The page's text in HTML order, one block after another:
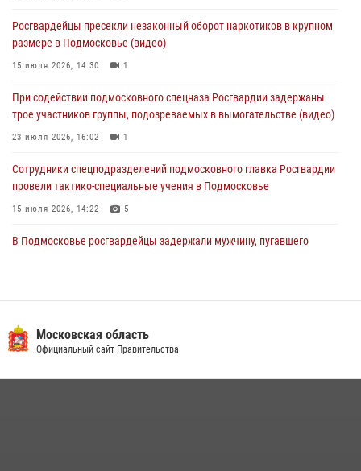
сигналам «Тревога» с охраняемых объектов в Подмосковье
04 августа 2026, 12:15
(видео)
03 августа 2026, 15:32
Росгвардейцы пресекли незаконный оборот наркотиков в крупном
размере в Подмосковье (видео)
15 июля 2026, 14:30 1
При содействии подмосковного спецназа Росгвардии задержаны
трое участников группы, подозреваемых в вымогательстве (видео)
23 июля 2026, 16:02 1
Сотрудники спецподразделений подмосковного главка Росгвардии
провели тактико-специальные учения в Подмосковье
15 июля 2026, 14:22 5
В Подмосковье росгвардейцы задержали мужчину, пугавшего
федеральном розыске (видео)
22 июля 2026, 14:15 1
Росгвардейцы предотвратили массовый налет вражеских
Московская область
Официальный сайт Правительства